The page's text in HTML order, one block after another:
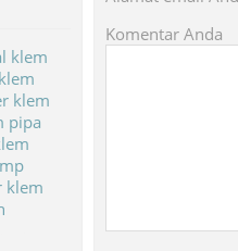
Komentar Anda